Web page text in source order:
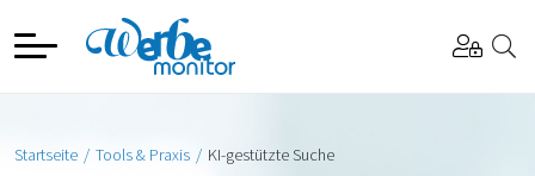
Startseite Tools & Praxis KI-gestützte Suche